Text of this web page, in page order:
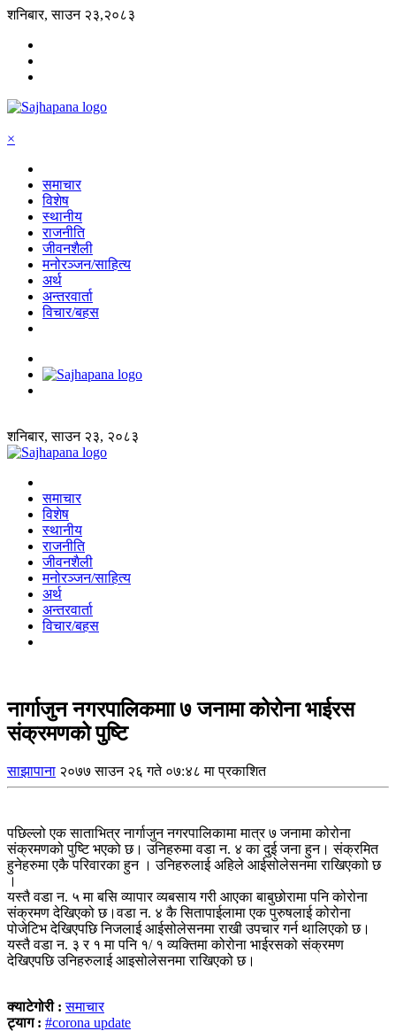
शनिबार, साउन २३,२०८३
×
समाचार
विशेष
स्थानीय
राजनीति
जीवनशैली
मनोरञ्जन/साहित्य
अर्थ
अन्तरवार्ता
विचार/बहस
शनिबार, साउन २३, २०८३
समाचार
विशेष
स्थानीय
राजनीति
जीवनशैली
मनोरञ्जन/साहित्य
अर्थ
अन्तरवार्ता
विचार/बहस
नार्गाजुन नगरपालिकमाा ७ जनामा कोरोना भाईरस
संक्रमणको पुष्टि
साझापाना २०७७ साउन २६ गते ०७:४८ मा प्रकाशित
पछिल्लो एक साताभित्र नार्गाजुन नगरपालिकामा मात्र ७ जनामा कोरोना
संक्रमणको पुष्टि भएको छ। उनिहरुमा वडा न. ४ का दुई जना हुन। संक्रमित
हुनेहरुमा एकै परिवारका हुन । उनिहरुलाई अहिले आईसोलेसनमा राखिएकाो छ
।
यस्तै वडा न. ५ मा बसि व्यापार व्यबसाय गरी आएका बाबुछोरामा पनि कोरोना
संक्रमण देखिएको छ।वडा न. ४ कै सितापाईलामा एक पुरुषलाई कोरोना
पोजेटिभ देखिएपछि निजलाई आईसोलेसनमा राखी उपचार गर्न थालिएको छ।
यस्तै वडा न. ३ र १ मा पनि १/ १ व्यक्तिमा कोरोना भाईरसको संक्रमण
देखिएपछि उनिहरुलाई आइसोलेसनमा राखिएको छ।
क्याटेगोरी :समाचार
ट्याग : #corona update